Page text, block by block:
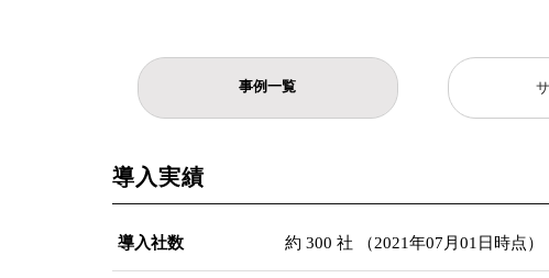
事例一覧
導入実績
導入社数 約 300 社 （2021年07月01日時点）